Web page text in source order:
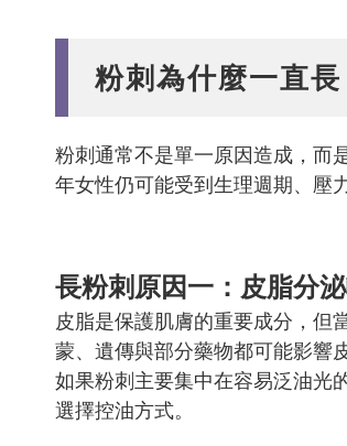
粉刺為什麼一直
粉刺通常不是單一原因造成，而
年女性仍可能受到生理週期、壓
長粉刺原因一：皮脂分
皮脂是保護肌膚的重要成分，但
蒙、遺傳與部分藥物都可能影響
如果粉刺主要集中在容易泛油光
選擇控油方式。